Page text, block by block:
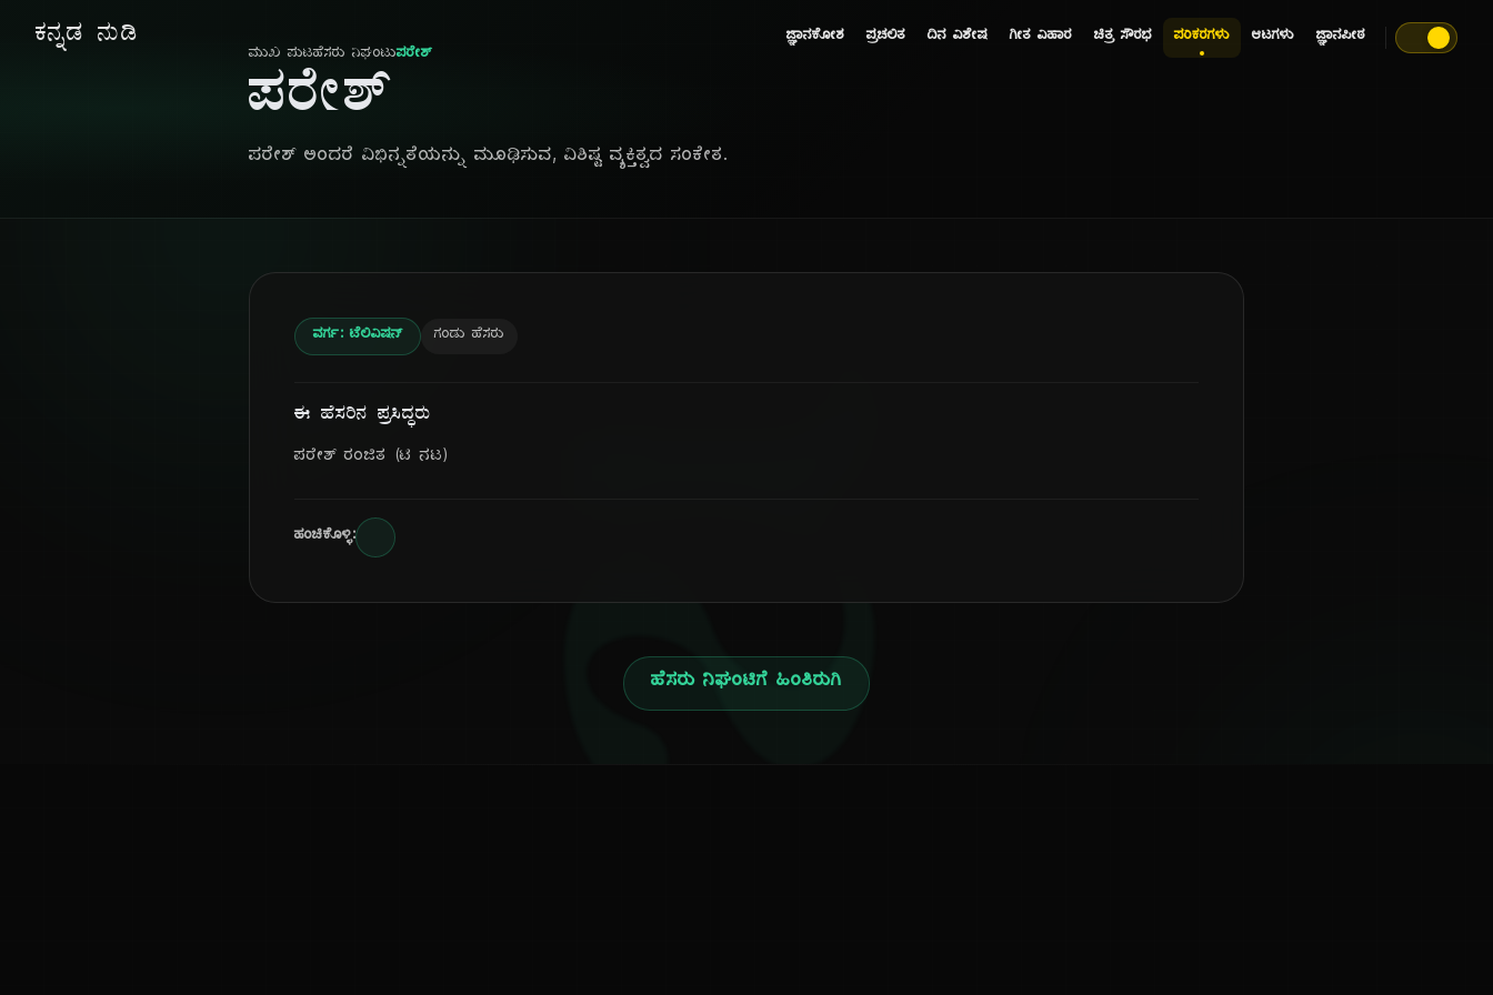
ಕನ್ನಡ ನುಡಿ ಜ್ಞಾನಕೋಶ ಪ್ರಚಲಿತ ದಿನ ವಿಶೇಷ ಗೀತ ವಿಹಾರ ಚಿತ್ರ ಸೌರಭ ಪರಿಕರಗಳು ಆಟಗಳು ಜ್ಞಾನಪೀಠ
ನ
ಮುಖ ಪುಟಹೆಸರು ನಿಘಂಟುಪರೇಶ್
ಪರೇಶ್
ಪರೇಶ್ ಅಂದರೆ ವಿಭಿನ್ನತೆಯನ್ನು ಮೂಢಿಸುವ, ವಿಶಿಷ್ಟ ವ್ಯಕ್ತಿತ್ವದ ಸಂಕೇತ.
ವರ್ಗ: ಟೆಲಿವಿಷನ್ ಗಂಡು ಹೆಸರು
ಈ ಹೆಸರಿನ ಪ್ರಸಿದ್ಧರು
ಪರೇಶ್ ರಂಜಿತ (ಟಿ ನಟ)
ಹಂಚಿಕೊಳ್ಳಿ:
ಹೆಸರು ನಿಘಂಟಿಗೆ ಹಿಂತಿರುಗಿ